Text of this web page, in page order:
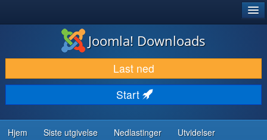
LAST NED & UTVID
OPPDAG & LÆR
SAMFUNN & BRUKERSTØTTE
UTVIKLINGSRESSURSER
Joomla! Downloads
Last ned
Start
Hjem Siste utgivelse Nedlastinger Utvidelser